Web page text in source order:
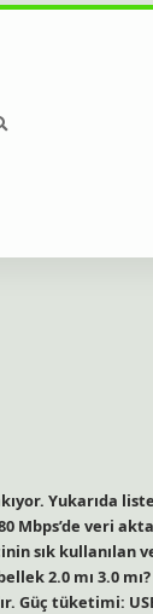
Yukarıda
Mbps’de veri
sık
2.0 mı 3.0 mı?
Güç tüketimi: